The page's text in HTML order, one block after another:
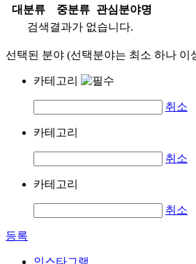
대분류
중분류
관심분야명
검색결과가 없습니다.
선택된 분야 (선택분야는 최소 하나 이
카테고리
취소
카테고리
취소
카테고리
취소
등록